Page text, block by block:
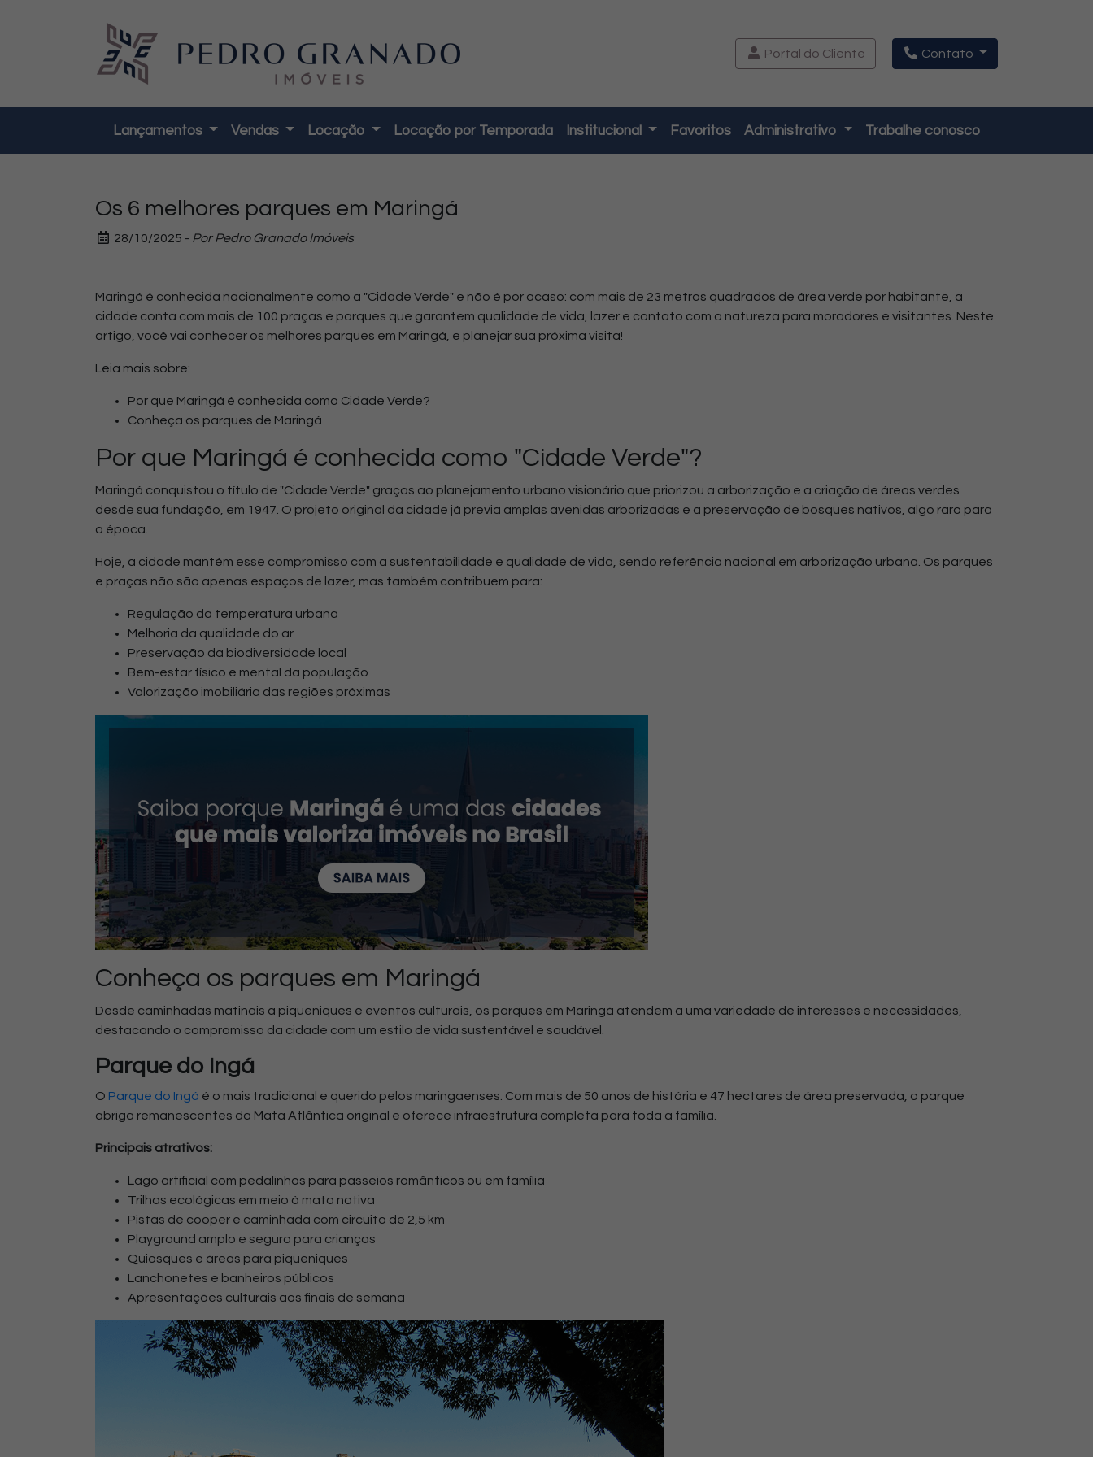
Portal do Cliente Contato
Lançamentos Vendas Locação Locação por Temporada Institucional Favoritos Administrativo Trabalhe conosco
Os 6 melhores parques em Maringá
28/10/2025 - Por Pedro Granado Imóveis
Maringá é conhecida nacionalmente como a "Cidade Verde" e não é por acaso: com mais de 23 metros quadrados de área verde por habitante, a
cidade conta com mais de 100 praças e parques que garantem qualidade de vida, lazer e contato com a natureza para moradores e visitantes. Neste
artigo, você vai conhecer os melhores parques em Maringá, e planejar sua próxima visita!
Leia mais sobre:
Por que Maringá é conhecida como Cidade Verde?
Conheça os parques de Maringá
Por que Maringá é conhecida como "Cidade Verde"?
Maringá conquistou o título de "Cidade Verde" graças ao planejamento urbano visionário que priorizou a arborização e a criação de áreas verdes
desde sua fundação, em 1947. O projeto original da cidade já previa amplas avenidas arborizadas e a preservação de bosques nativos, algo raro para
a época.
Hoje, a cidade mantém esse compromisso com a sustentabilidade e qualidade de vida, sendo referência nacional em arborização urbana. Os parques
e praças não são apenas espaços de lazer, mas também contribuem para:
Regulação da temperatura urbana
Melhoria da qualidade do ar
Preservação da biodiversidade local
Bem-estar físico e mental da população
Valorização imobiliária das regiões próximas
Conheça os parques em Maringá
Desde caminhadas matinais a piqueniques e eventos culturais, os parques em Maringá atendem a uma variedade de interesses e necessidades,
destacando o compromisso da cidade com um estilo de vida sustentável e saudável.
Parque do Ingá
O Parque do Ingá é o mais tradicional e querido pelos maringaenses. Com mais de 50 anos de história e 47 hectares de área preservada, o parque
abriga remanescentes da Mata Atlântica original e oferece infraestrutura completa para toda a família.
Principais atrativos:
Lago artificial com pedalinhos para passeios românticos ou em família
Trilhas ecológicas em meio à mata nativa
Pistas de cooper e caminhada com circuito de 2,5 km
Playground amplo e seguro para crianças
Quiosques e áreas para piqueniques
Lanchonetes e banheiros públicos
Apresentações culturais aos finais de semana